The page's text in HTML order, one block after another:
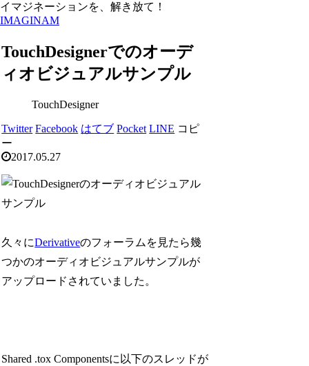
イマジネーションを、解き放て！
IMAGINAM
TouchDesignerでのオーデ
ィオビジュアルサンプル
TouchDesigner
Twitter Facebook はてブ Pocket LINE コピ
ー
2017.05.27
久々にDerivativeのフォーラムを見たら幾
つかのオーディオビジュアルサンプルが
アップロードされていました。
Shared .tox Componentsに以下のスレッドが